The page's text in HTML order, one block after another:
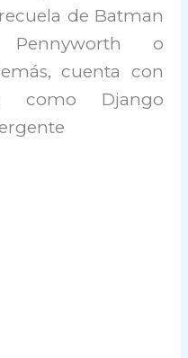
de Batman
o
cuenta con
como Django